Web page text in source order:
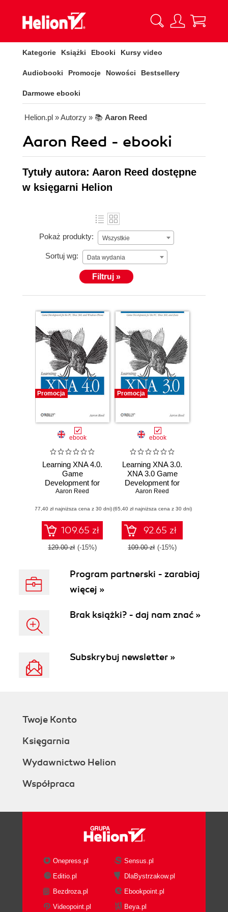
Kategorie Książki Ebooki Kursy video
Audiobooki Promocje Nowości Bestsellery
Darmowe ebooki
Helion.pl » Autorzy » 📚 Aaron Reed
Aaron Reed - ebooki
Tytuły autora: Aaron Reed dostępne
w księgarni Helion
Pokaż produkty: Wszystkie
Sortuj wg: Data wydania
Filtruj »
Promocja
ebook
Learning XNA 4.0.
Game
Development for
the PC, Xbox 360,
Phone 7
Aaron Reed
(77,40 zł najniższa cena z 30 dni)
109.65 zł
129.00 zł (-15%)
Promocja
ebook
Learning XNA 3.0.
XNA 3.0 Game
Development for
the PC, Xbox 360,
Aaron Reed
(65,40 zł najniższa cena z 30 dni)
92.65 zł
109.00 zł (-15%)
Program partnerski - zarabiaj
więcej »
Brak książki? - daj nam znać »
Subskrybuj newsletter »
Twoje Konto
Księgarnia
Wydawnictwo Helion
Współpraca
Onepress.pl
Sensus.pl
Editio.pl
DlaBystrzakow.pl
Bezdroza.pl
Ebookpoint.pl
Videopoint.pl
Beya.pl